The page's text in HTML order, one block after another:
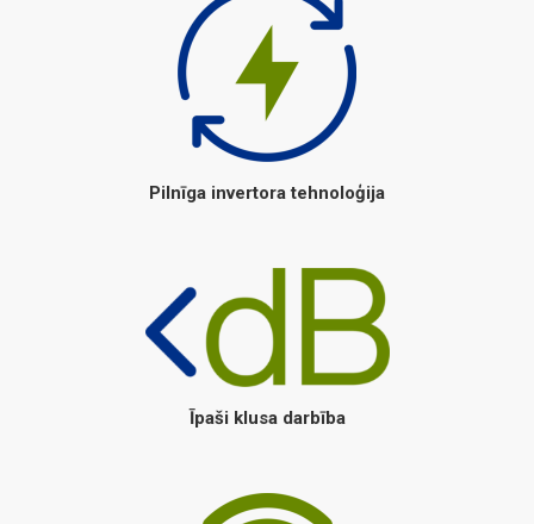
Pilnīga invertora tehnoloģija
Īpaši klusa darbība